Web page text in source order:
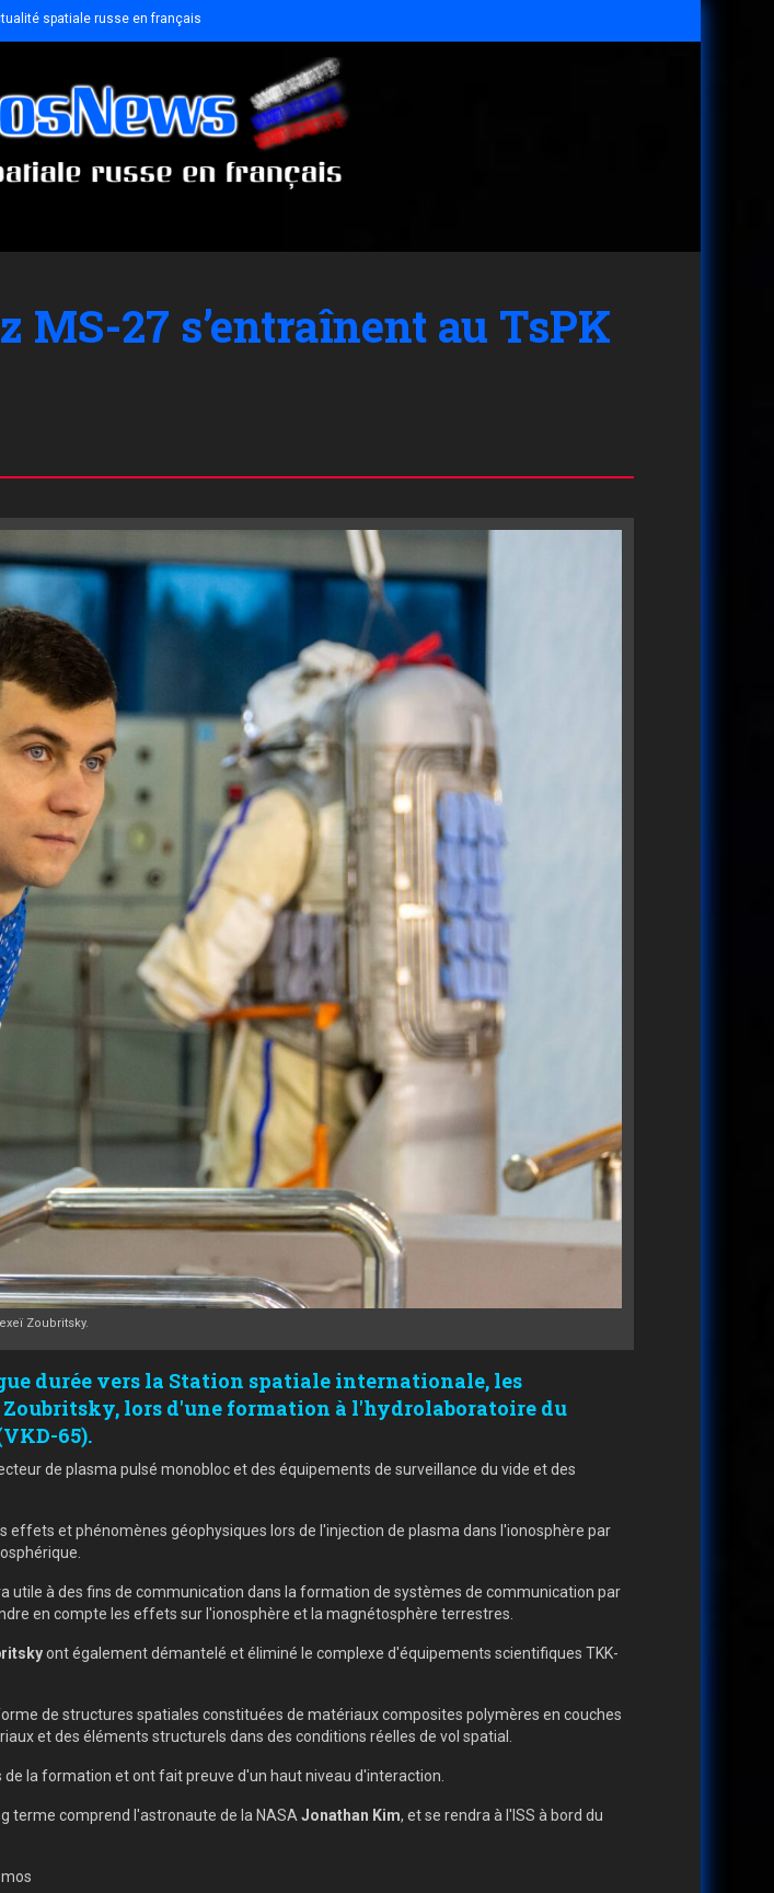
spatiale russe en français
MS-27 s’entraînent au TsPK
Zoubritsky.
durée vers la Station spatiale internationale, les
Zoubritsky, lors d'une formation à l'hydrolaboratoire du
65).
de plasma pulsé monobloc et des équipements de surveillance du vide et des
et phénomènes géophysiques lors de l'injection de plasma dans l'ionosphère par
à des fins de communication dans la formation de systèmes de communication par
en compte les effets sur l'ionosphère et la magnétosphère terrestres.
ont également démantelé et éliminé le complexe d'équipements scientifiques TKK-
de structures spatiales constituées de matériaux composites polymères en couches
et des éléments structurels dans des conditions réelles de vol spatial.
la formation et ont fait preuve d'un haut niveau d'interaction.
terme comprend l'astronaute de la NASAJonathan Kim, et se rendra à l'ISS à bord du